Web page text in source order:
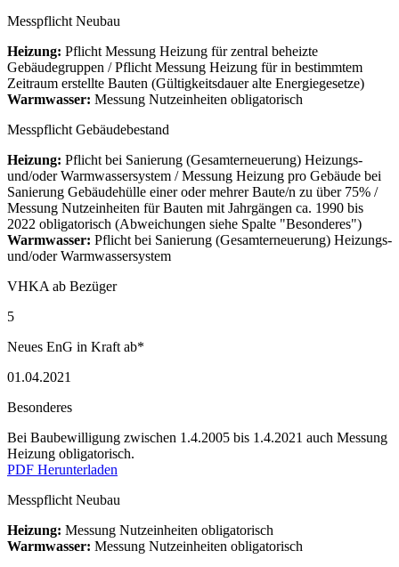
Messpflicht Neubau
Heizung: Pflicht Messung Heizung für zentral beheizte
Gebäudegruppen / Pflicht Messung Heizung für in bestimmtem
Zeitraum erstellte Bauten (Gültigkeitsdauer alte Energiegesetze)
Warmwasser: Messung Nutzeinheiten obligatorisch
Messpflicht Gebäudebestand
Heizung: Pflicht bei Sanierung (Gesamterneuerung) Heizungs-
und/oder Warmwassersystem / Messung Heizung pro Gebäude bei
Sanierung Gebäudehülle einer oder mehrer Baute/n zu über 75% /
Messung Nutzeinheiten für Bauten mit Jahrgängen ca. 1990 bis
2022 obligatorisch (Abweichungen siehe Spalte "Besonderes")
Warmwasser: Pflicht bei Sanierung (Gesamterneuerung) Heizungs-
und/oder Warmwassersystem
VHKA ab Bezüger
5
Neues EnG in Kraft ab*
01.04.2021
Besonderes
Bei Baubewilligung zwischen 1.4.2005 bis 1.4.2021 auch Messung
Heizung obligatorisch.
PDF Herunterladen
Messpflicht Neubau
Heizung: Messung Nutzeinheiten obligatorisch
Warmwasser: Messung Nutzeinheiten obligatorisch